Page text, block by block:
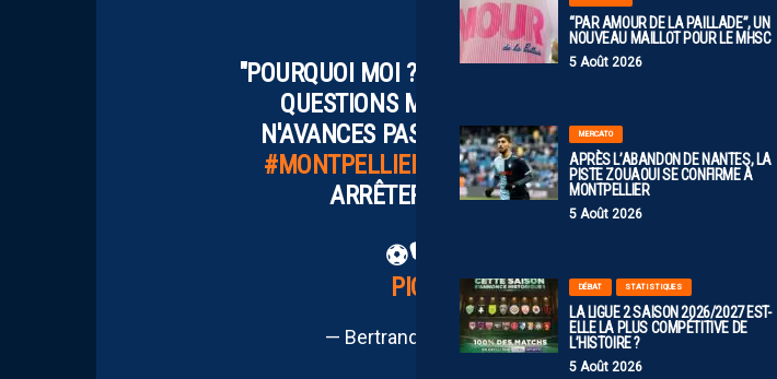
“PAR AMOUR DE LA PAILLADE”, UN
NOUVEAU MAILLOT POUR LE MHSC
5 Août 2026
MERCATO
APRÈS L’ABANDON DE NANTES, LA
PISTE ZOUAOUI SE CONFIRME À
MONTPELLIER
5 Août 2026
DÉBAT STATISTIQUES
LA LIGUE 2 SAISON 2026/2027 EST-
ELLE LA PLUS COMPÉTITIVE DE
L’HISTOIRE ?
5 Août 2026
"POURQUOI MOI ? EST-CE QUE JE SUIS MAUDIT ? IL
QUESTIONS MAIS QU'IL FAUT VITE EFFACER,
N'AVANCES PAS. J'AI LA CHANCE D'ÊTRE
#MONTPELLIER
. JE RELATIVISE, IL Y A PIRE
ARRÊTER N'A JAMAIS ÉTÉ UNE POSSIBILITÉ"
⚽️🎙️
PIC.TWITTER.COM/ZYX5TERO6A
— Bertrand Queneutte (@B_Queneutte)May 11, 2026